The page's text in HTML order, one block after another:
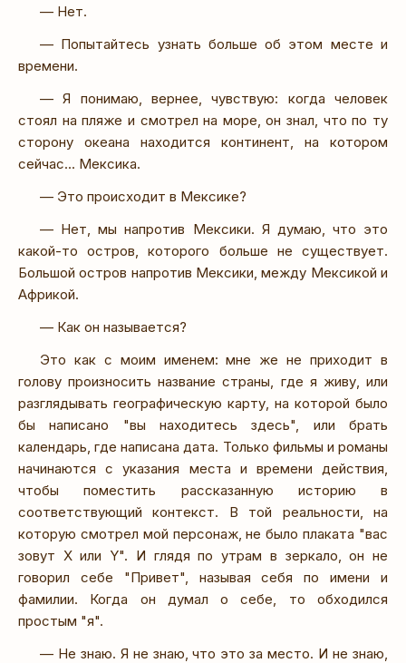
— Нет.
— Попытайтесь узнать больше об этом месте и
времени.
— Я понимаю, вернее, чувствую: когда человек
стоял на пляже и смотрел на море, он знал, что по ту
сторону океана находится континент, на котором
сейчас... Мексика.
— Это происходит в Мексике?
— Нет, мы напротив Мексики. Я думаю, что это
какой-то остров, которого больше не существует.
Большой остров напротив Мексики, между Мексикой и
Африкой.
— Как он называется?
Это как с моим именем: мне же не приходит в
голову произносить название страны, где я живу, или
разглядывать географическую карту, на которой было
бы написано "вы находитесь здесь", или брать
календарь, где написана дата. Только фильмы и романы
начинаются с указания места и времени действия,
чтобы поместить рассказанную историю в
соответствующий контекст. В той реальности, на
которую смотрел мой персонаж, не было плаката "вас
зовут X или Y". И глядя по утрам в зеркало, он не
говорил себе "Привет", называя себя по имени и
фамилии. Когда он думал о себе, то обходился
простым "я".
— Не знаю. Я не знаю, что это за место. И не знаю,